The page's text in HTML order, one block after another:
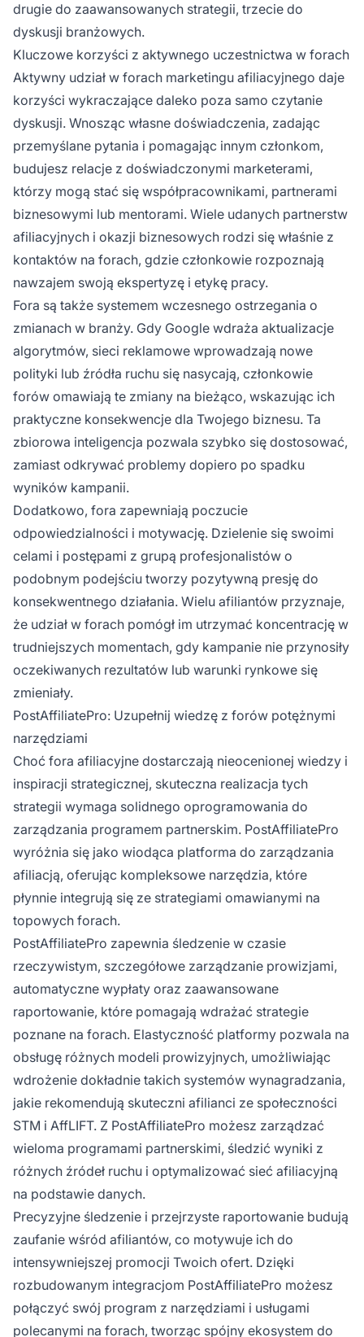
drugie do zaawansowanych strategii, trzecie do
dyskusji branżowych.
Kluczowe korzyści z aktywnego uczestnictwa w forach
Aktywny udział w forach marketingu afiliacyjnego daje
korzyści wykraczające daleko poza samo czytanie
dyskusji. Wnosząc własne doświadczenia, zadając
przemyślane pytania i pomagając innym członkom,
budujesz relacje z doświadczonymi marketerami,
którzy mogą stać się współpracownikami, partnerami
biznesowymi lub mentorami. Wiele udanych partnerstw
afiliacyjnych i okazji biznesowych rodzi się właśnie z
kontaktów na forach, gdzie członkowie rozpoznają
nawzajem swoją ekspertyzę i etykę pracy.
Fora są także systemem wczesnego ostrzegania o
zmianach w branży. Gdy Google wdraża aktualizacje
algorytmów, sieci reklamowe wprowadzają nowe
polityki lub źródła ruchu się nasycają, członkowie
forów omawiają te zmiany na bieżąco, wskazując ich
praktyczne konsekwencje dla Twojego biznesu. Ta
zbiorowa inteligencja pozwala szybko się dostosować,
zamiast odkrywać problemy dopiero po spadku
wyników kampanii.
Dodatkowo, fora zapewniają poczucie
odpowiedzialności i motywację. Dzielenie się swoimi
celami i postępami z grupą profesjonalistów o
podobnym podejściu tworzy pozytywną presję do
konsekwentnego działania. Wielu afiliantów przyznaje,
że udział w forach pomógł im utrzymać koncentrację w
trudniejszych momentach, gdy kampanie nie przynosiły
oczekiwanych rezultatów lub warunki rynkowe się
zmieniały.
PostAffiliatePro: Uzupełnij wiedzę z forów potężnymi
narzędziami
Choć fora afiliacyjne dostarczają nieocenionej wiedzy i
inspiracji strategicznej, skuteczna realizacja tych
strategii wymaga solidnego oprogramowania do
zarządzania programem partnerskim. PostAffiliatePro
wyróżnia się jako wiodąca platforma do zarządzania
afiliacją, oferując kompleksowe narzędzia, które
płynnie integrują się ze strategiami omawianymi na
topowych forach.
PostAffiliatePro zapewnia śledzenie w czasie
rzeczywistym, szczegółowe zarządzanie prowizjami,
automatyczne wypłaty oraz zaawansowane
raportowanie, które pomagają wdrażać strategie
poznane na forach. Elastyczność platformy pozwala na
obsługę różnych modeli prowizyjnych, umożliwiając
wdrożenie dokładnie takich systemów wynagradzania,
jakie rekomendują skuteczni afilianci ze społeczności
STM i AffLIFT. Z PostAffiliatePro możesz zarządzać
wieloma programami partnerskimi, śledzić wyniki z
różnych źródeł ruchu i optymalizować sieć afiliacyjną
na podstawie danych.
Precyzyjne śledzenie i przejrzyste raportowanie budują
zaufanie wśród afiliantów, co motywuje ich do
intensywniejszej promocji Twoich ofert. Dzięki
rozbudowanym integracjom PostAffiliatePro możesz
połączyć swój program z narzędziami i usługami
polecanymi na forach, tworząc spójny ekosystem do